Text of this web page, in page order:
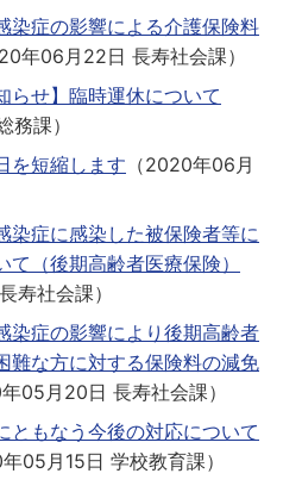
染症の影響による介護保険料
年06月22日 長寿社会課）
らせ】臨時運休について
務課）
を短縮します （2020年06月
染症に感染した被保険者等に
（後期高齢者医療保険）
長寿社会課）
染症の影響により後期高齢者
難な方に対する保険料の減免
05月20日 長寿社会課）
ともなう今後の対応について
05月15日 学校教育課）